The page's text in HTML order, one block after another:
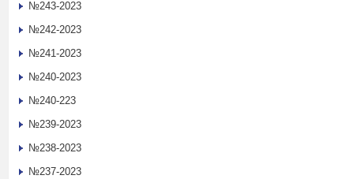
№243-2023
№242-2023
№241-2023
№240-2023
№240-223
№239-2023
№238-2023
№237-2023